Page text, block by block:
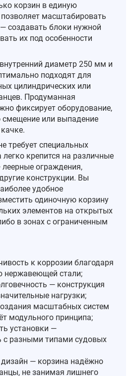
корзин в единую
масштабировать
создавать блоки нужной
их под особенности
диаметр 250 мм и
подходят для
цилиндрических или
Продуманная
фиксирует оборудование,
смещение или выпадение
требует специальных
легко крепится на различные
ограждения,
конструкции. Вы
удобное
одиночную корзину
элементов на открытых
в зонах с ограниченным
к коррозии благодаря
нержавеющей стали;
— конструкция
нагрузки;
масштабных систем
модульного принципа;
установки —
с разными типами судовых
— корзина надёжно
не занимая лишнего